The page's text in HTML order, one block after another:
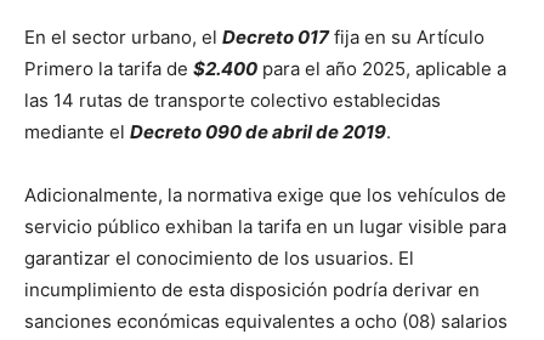
En el sector urbano, el Decreto 017fija en su Artículo
Primero la tarifa de $2.400 para el año 2025, aplicable a
las 14 rutas de transporte colectivo establecidas
mediante el Decreto 090 de abril de 2019.
Adicionalmente, la normativa exige que los vehículos de
servicio público exhiban la tarifa en un lugar visible para
garantizar el conocimiento de los usuarios. El
incumplimiento de esta disposición podría derivar en
sanciones económicas equivalentes a ocho (08) salarios